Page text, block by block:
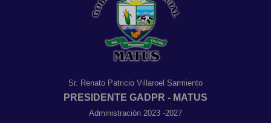
Sr. Renato Patricio Villaroel Sarmiento
PRESIDENTE GADPR - MATUS
Administración 2023 -2027